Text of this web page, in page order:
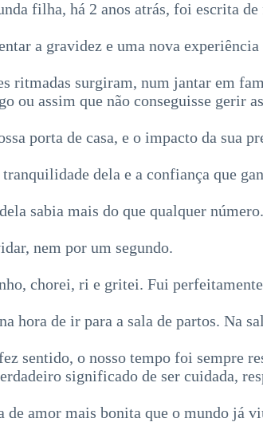
filha, há 2 anos atrás, foi escrita
a gravidez e uma nova
ritmadas surgiram, num jantar em
ou assim que não conseguisse gerir
porta de casa, e o impacto da sua
dela e a confiança que
sabia mais do que qualquer número.
nem por um segundo.
chorei, ri e gritei. Fui
hora de ir para a sala de partos. Na
sentido, o nosso tempo foi sempre
significado de ser cuidada,
amor mais bonita que o mundo já